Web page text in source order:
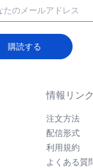
情報リンク
注文方法
配信形式
利用規約
よくある質
購読する